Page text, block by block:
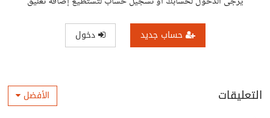
حساب جديد دخول
التعليقات الأفضل